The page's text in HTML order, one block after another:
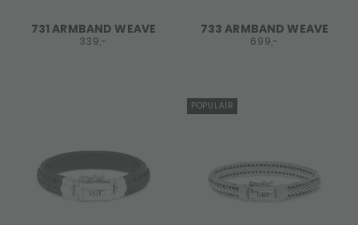
731 ARMBAND WEAVE
339,-
733 ARMBAND WEAVE
699,-
POPULAIR